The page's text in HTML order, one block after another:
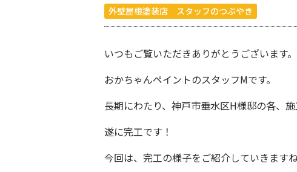
外壁屋根塗装店 スタッフのつぶやき
いつもご覧いただきありがとうございます。
おかちゃんペイントのスタッフMです。
長期にわたり、神戸市垂水区H様邸の各、
遂に完工です！
今回は、完工の様子をご紹介していきますね